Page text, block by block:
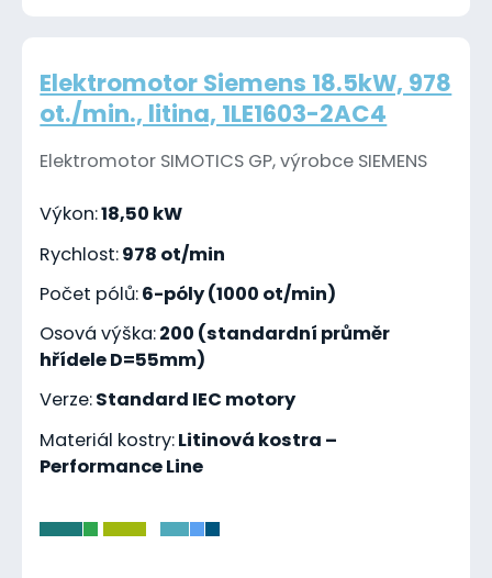
Elektromotor Siemens 18.5kW, 978
ot./min., litina, 1LE1603-2AC4
Elektromotor SIMOTICS GP, výrobce SIEMENS
Výkon:18,50 kW
Rychlost:978 ot/min
Počet pólů:6-póly (1000 ot/min)
Osová výška:200 (standardní průměr
hřídele D=55mm)
Verze:Standard IEC motory
Materiál kostry:Litinová kostra –
Performance Line